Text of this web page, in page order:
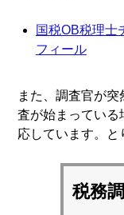
国税OB税理士
フィール
また、調査官が
査が始まっている
応しています。と
税務